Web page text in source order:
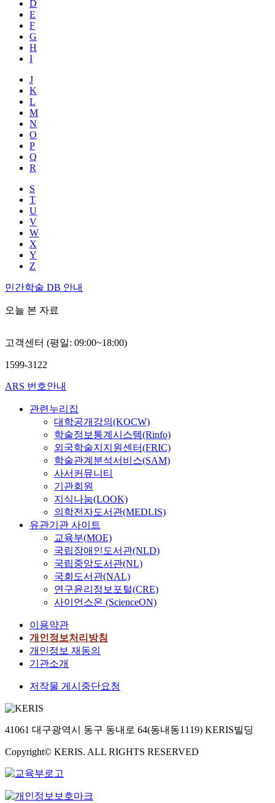
D
E
F
G
H
I
J
K
L
M
N
O
P
Q
R
S
T
U
V
W
X
Y
Z
민간학술 DB 안내
오늘 본 자료
고객센터 (평일: 09:00~18:00)
1599-3122
ARS 번호안내
관련누리집
대학공개강의(KOCW)
학술정보통계시스템(Rinfo)
외국학술지지원센터(FRIC)
학술관계분석서비스(SAM)
사서커뮤니티
기관회원
지식나눔(LOOK)
의학전자도서관(MEDLIS)
유관기관 사이트
교육부(MOE)
국립장애인도서관(NLD)
국립중앙도서관(NL)
국회도서관(NAL)
연구윤리정보포털(CRE)
사이언스온 (ScienceON)
이용약관
개인정보처리방침
개인정보 재동의
기관소개
저작물 게시중단요청
41061 대구광역시 동구 동내로 64(동내동1119) KERIS빌딩
Copyright© KERIS. ALL RIGHTS RESERVED